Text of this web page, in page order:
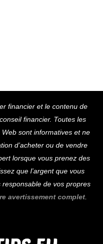
financier et le contenu de
financier. Toutes les
sont informatives et ne
d’acheter ou de vendre
lorsque vous prenez des
que l’argent que vous
de vos propres
avertissement complet.